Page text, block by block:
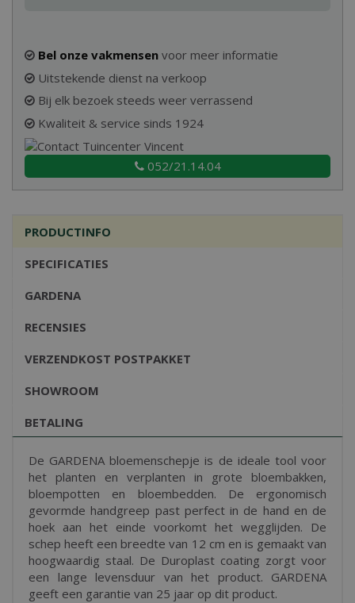
Bel onze vakmensen voor meer informatie
Uitstekende dienst na verkoop
Bij elk bezoek steeds weer verrassend
Kwaliteit & service sinds 1924
052/21.14.04
PRODUCTINFO
SPECIFICATIES
GARDENA
RECENSIES
VERZENDKOST POSTPAKKET
SHOWROOM
BETALING
De GARDENA bloemenschepje is de ideale tool voor
het planten en verplanten in grote bloembakken,
bloempotten en bloembedden. De ergonomisch
gevormde handgreep past perfect in de hand en de
hoek aan het einde voorkomt het wegglijden. De
schep heeft een breedte van 12 cm en is gemaakt van
hoogwaardig staal. De Duroplast coating zorgt voor
een lange levensduur van het product. GARDENA
geeft een garantie van 25 jaar op dit product.